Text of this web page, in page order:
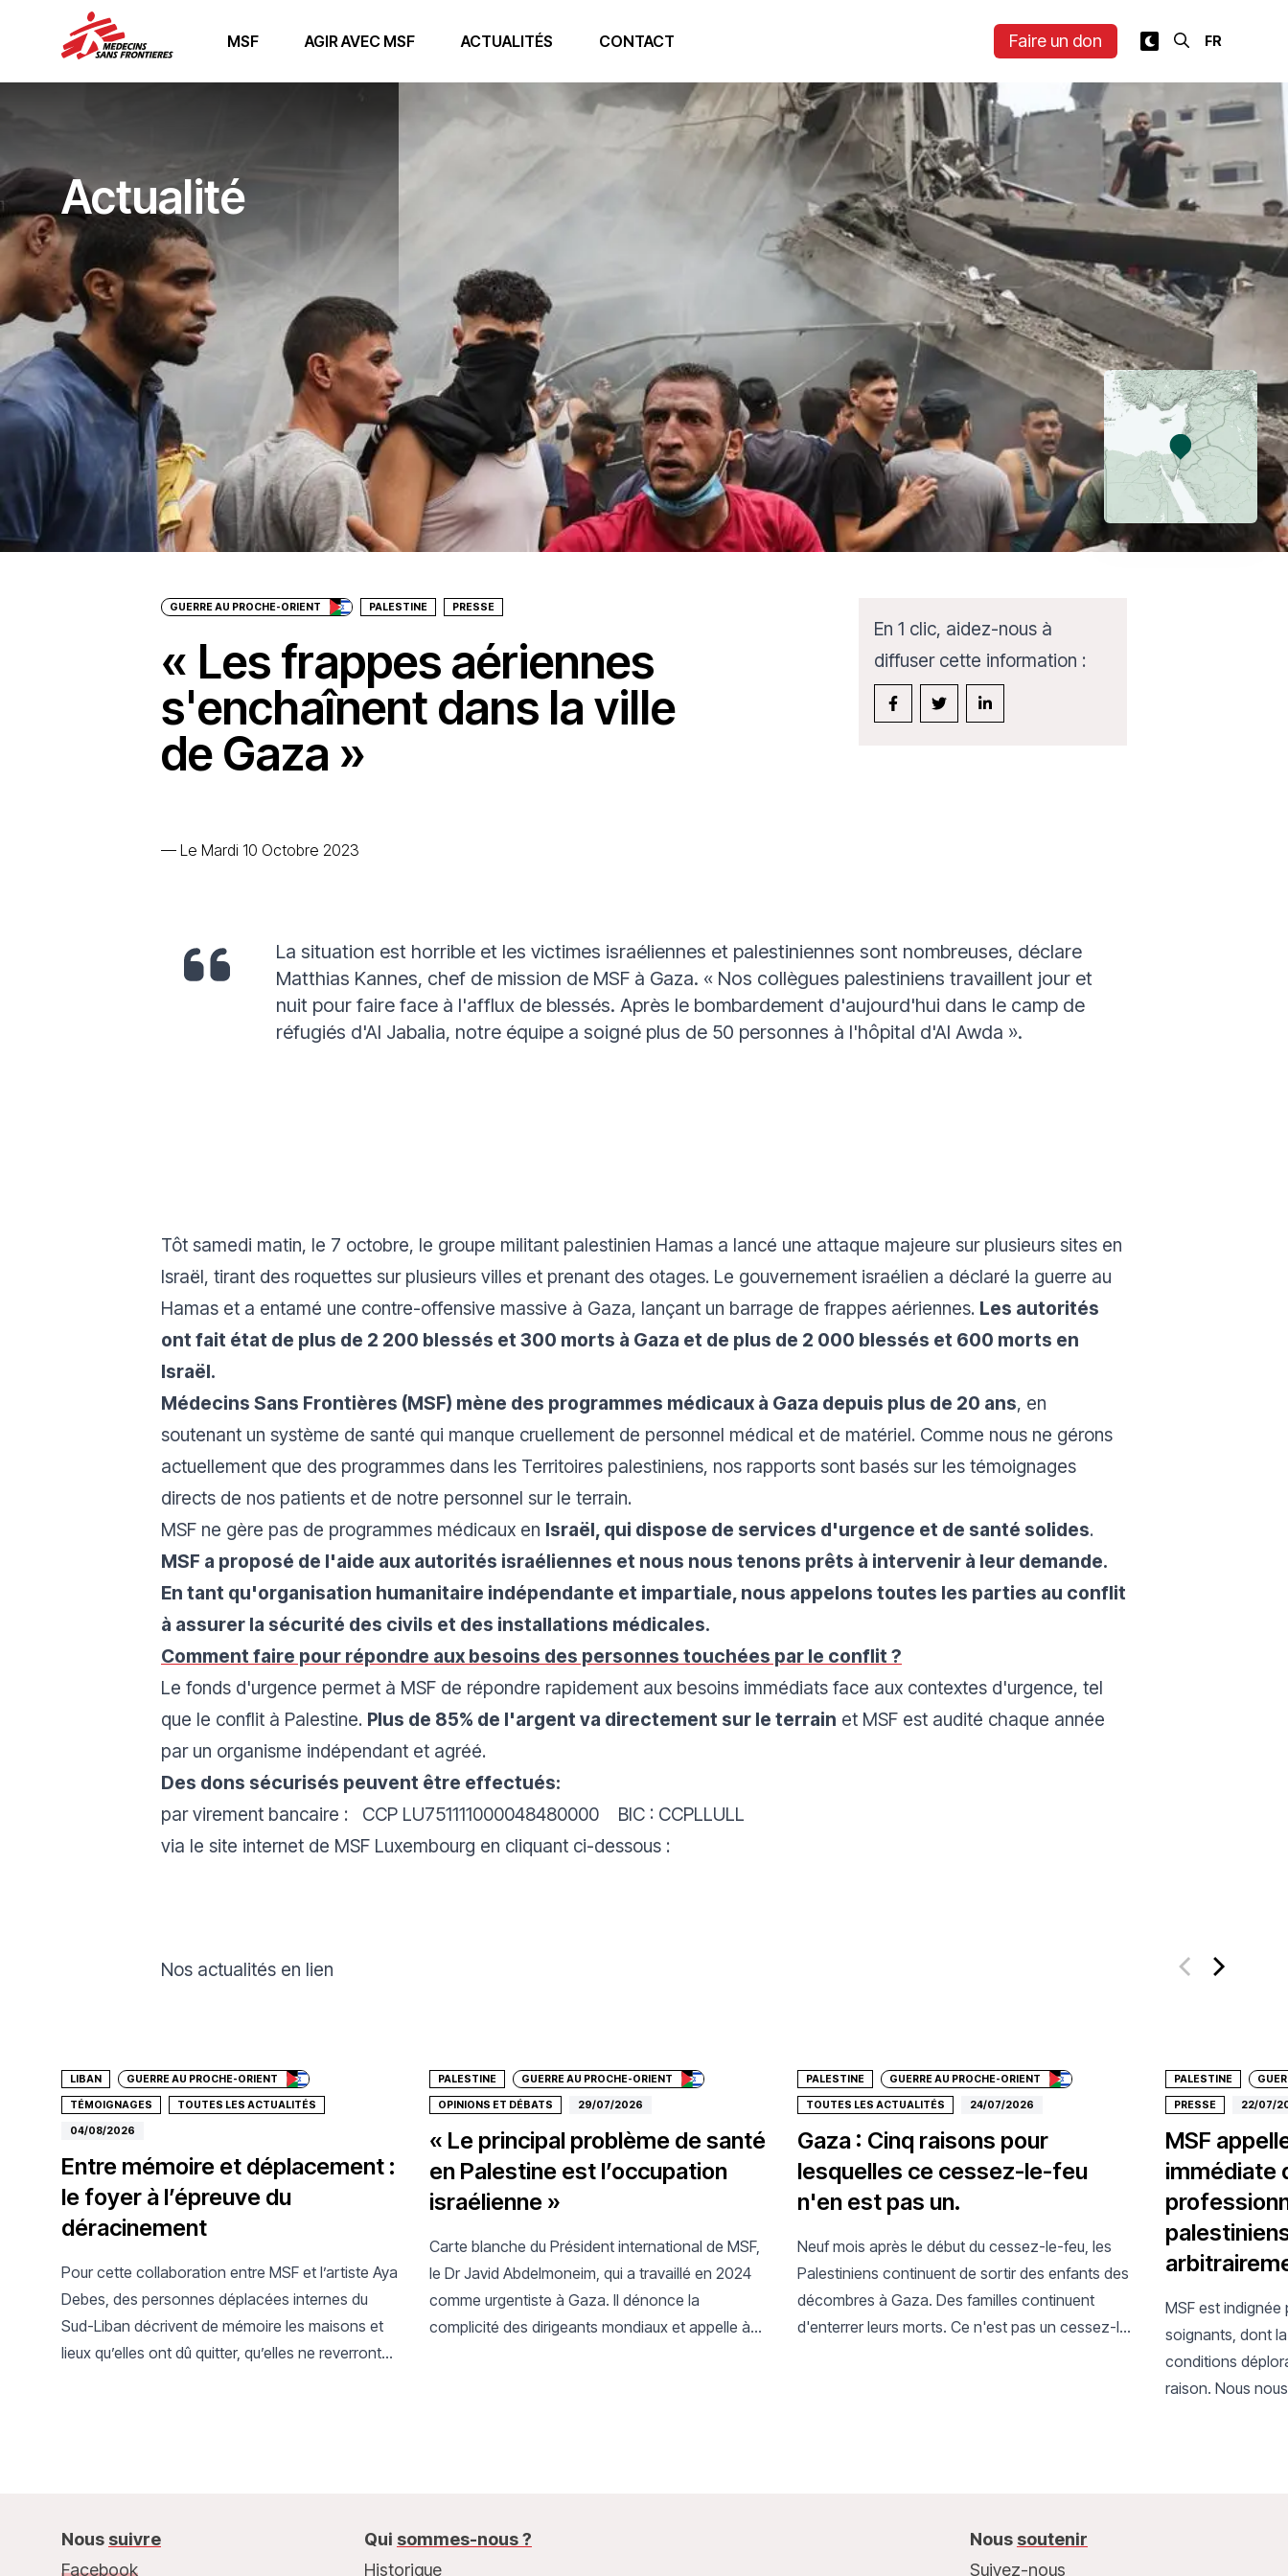
MSF AGIR AVEC MSF ACTUALITÉS CONTACT Faire un don
Actualité
GUERRE AU PROCHE-ORIENT PALESTINE PRESSE
« Les frappes aériennes
s'enchaînent dans la ville
de Gaza »
— Le Mardi 10 Octobre 2023
En 1 clic, aidez-nous à
diffuser cette information :
La situation est horrible et les victimes israéliennes et palestiniennes sont nombreuses, déclare
Matthias Kannes, chef de mission de MSF à Gaza. « Nos collègues palestiniens travaillent jour et
nuit pour faire face à l'afflux de blessés. Après le bombardement d'aujourd'hui dans le camp de
réfugiés d'Al Jabalia, notre équipe a soigné plus de 50 personnes à l'hôpital d'Al Awda ».
Tôt samedi matin, le 7 octobre, le groupe militant palestinien Hamas a lancé une attaque majeure sur plusieurs sites en
Israël, tirant des roquettes sur plusieurs villes et prenant des otages. Le gouvernement israélien a déclaré la guerre au
Hamas et a entamé une contre-offensive massive à Gaza, lançant un barrage de frappes aériennes. Les autorités
ont fait état de plus de 2 200 blessés et 300 morts à Gaza et de plus de 2 000 blessés et 600 morts en
Israël.
Médecins Sans Frontières (MSF) mène des programmes médicaux à Gaza depuis plus de 20 ans, en
soutenant un système de santé qui manque cruellement de personnel médical et de matériel. Comme nous ne gérons
actuellement que des programmes dans les Territoires palestiniens, nos rapports sont basés sur les témoignages
directs de nos patients et de notre personnel sur le terrain.
MSF ne gère pas de programmes médicaux en Israël, qui dispose de services d'urgence et de santé solides.
MSF a proposé de l'aide aux autorités israéliennes et nous nous tenons prêts à intervenir à leur demande.
En tant qu'organisation humanitaire indépendante et impartiale, nous appelons toutes les parties au conflit
à assurer la sécurité des civils et des installations médicales.
Comment faire pour répondre aux besoins des personnes touchées par le conflit ?
Le fonds d'urgence permet à MSF de répondre rapidement aux besoins immédiats face aux contextes d'urgence, tel
que le conflit à Palestine. Plus de 85% de l'argent va directement sur le terrain et MSF est audité chaque année
par un organisme indépendant et agréé.
Des dons sécurisés peuvent être effectués:
par virement bancaire : CCP LU751111000048480000 BIC : CCPLLULL
via le site internet de MSF Luxembourg en cliquant ci-dessous :
Nos actualités en lien
LIBAN GUERRE AU PROCHE-ORIENT
TÉMOIGNAGES TOUTES LES ACTUALITÉS
04/08/2026
Entre mémoire et déplacement :
le foyer à l’épreuve du
déracinement
Pour cette collaboration entre MSF et l’artiste Aya
Debes, des personnes déplacées internes du
Sud-Liban décrivent de mémoire les maisons et
lieux qu’elles ont dû quitter, qu’elles ne reverront
PALESTINE GUERRE AU PROCHE-ORIENT
OPINIONS ET DÉBATS 29/07/2026
« Le principal problème de santé
en Palestine est l’occupation
israélienne »
Carte blanche du Président international de MSF,
le Dr Javid Abdelmoneim, qui a travaillé en 2024
comme urgentiste à Gaza. Il dénonce la
complicité des dirigeants mondiaux et appelle à
PALESTINE GUERRE AU PROCHE-ORIENT
TOUTES LES ACTUALITÉS 24/07/2026
Gaza : Cinq raisons pour
lesquelles ce cessez-le-feu
n'en est pas un.
Neuf mois après le début du cessez-le-feu, les
Palestiniens continuent de sortir des enfants des
décombres à Gaza. Des familles continuent
d'enterrer leurs morts. Ce n'est pas un cessez-le-
PALESTINE
PRESSE 22/07/
MSF
immédiate
MSF est indignée
soignants, dont
conditions
raison. Nous
Nous suivre
Facebook
Qui sommes-nous ?
Historique
Nous soutenir
Suivez-nous